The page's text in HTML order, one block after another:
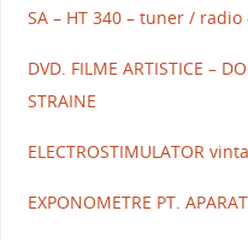
SA – HT 340 – tuner / radio
DVD. FILME ARTISTICE –
STRAINE
ELECTROSTIMULATOR
EXPONOMETRE PT.